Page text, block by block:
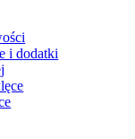
i dodatki